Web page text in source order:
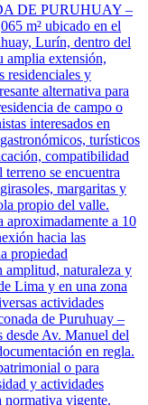
DE PURUHUAY –
m² ubicado en el
Lurín, dentro del
amplia extensión,
residenciales y
alternativa para
de campo o
interesados en
turísticos
compatibilidad
se encuentra
margaritas y
propio del valle.
aproximadamente a 10
hacia las
propiedad
amplitud, naturaleza y
Lima y en una zona
actividades
de Puruhuay –
Av. Manuel del
en regla.
o para
y actividades
normativa vigente.